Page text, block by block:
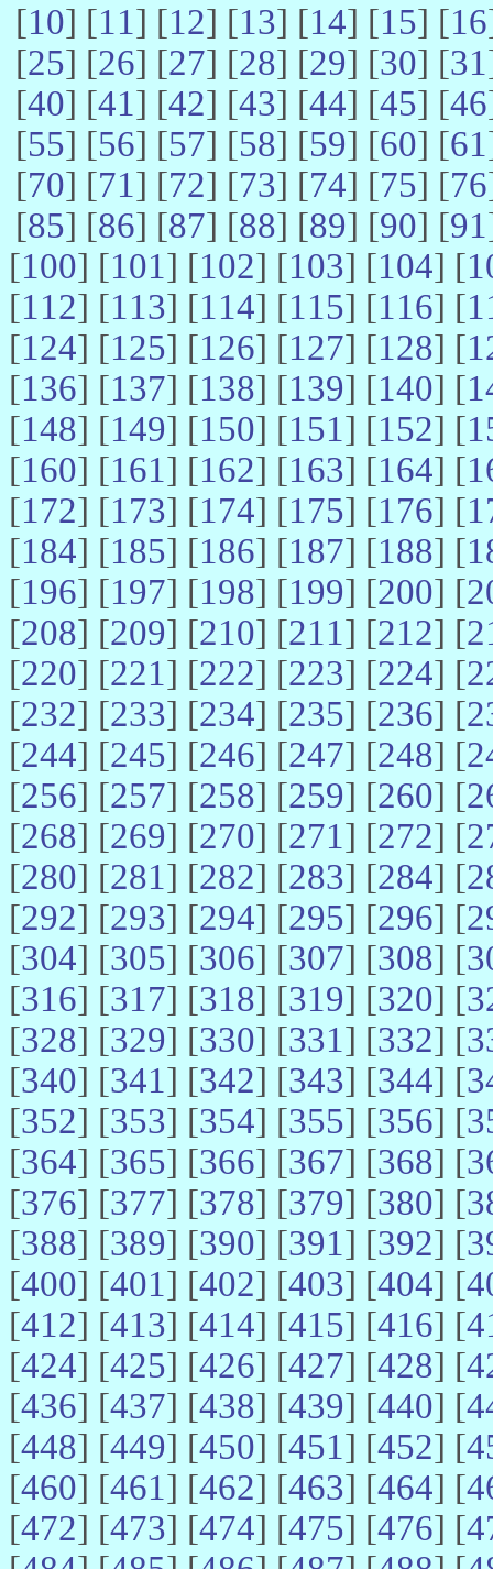
[10] [11] [12] [13] [14] [15] [16
[25] [26] [27] [28] [29] [30] [31
[40] [41] [42] [43] [44] [45] [46
[55] [56] [57] [58] [59] [60] [61
[70] [71] [72] [73] [74] [75] [76
[85] [86] [87] [88] [89] [90] [91
[100] [101] [102] [103] [104] [
[112] [113] [114] [115] [116] [
[124] [125] [126] [127] [128] [
[136] [137] [138] [139] [140] [
[148] [149] [150] [151] [152] [
[160] [161] [162] [163] [164] [
[172] [173] [174] [175] [176] [
[184] [185] [186] [187] [188] [
[196] [197] [198] [199] [200] [
[208] [209] [210] [211] [212] [
[220] [221] [222] [223] [224] [
[232] [233] [234] [235] [236] [
[244] [245] [246] [247] [248] [
[256] [257] [258] [259] [260] [
[268] [269] [270] [271] [272] [
[280] [281] [282] [283] [284] [
[292] [293] [294] [295] [296] [
[304] [305] [306] [307] [308] [
[316] [317] [318] [319] [320] [
[328] [329] [330] [331] [332] [
[340] [341] [342] [343] [344] [
[352] [353] [354] [355] [356] [
[364] [365] [366] [367] [368] [
[376] [377] [378] [379] [380] [
[388] [389] [390] [391] [392] [
[400] [401] [402] [403] [404] [
[412] [413] [414] [415] [416] [
[424] [425] [426] [427] [428] [
[436] [437] [438] [439] [440] [
[448] [449] [450] [451] [452] [
[460] [461] [462] [463] [464] [
[472] [473] [474] [475] [476] [